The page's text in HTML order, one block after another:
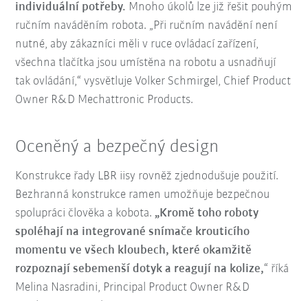
individuální potřeby. Mnoho úkolů lze již řešit pouhým
ručním naváděním robota. „Při ručním navádění není
nutné, aby zákazníci měli v ruce ovládací zařízení,
všechna tlačítka jsou umístěna na robotu a usnadňují
tak ovládání,“ vysvětluje Volker Schmirgel, Chief Product
Owner R&D Mechattronic Products.
Oceněný a bezpečný design
Konstrukce řady LBR iisy rovněž zjednodušuje použití.
Bezhranná konstrukce ramen umožňuje bezpečnou
spolupráci člověka a kobota. „Kromě toho roboty
spoléhají na integrované snímače krouticího
momentu ve všech kloubech, které okamžitě
rozpoznají sebemenší dotyk a reagují na kolize,“ říká
Melina Nasradini, Principal Product Owner R&D